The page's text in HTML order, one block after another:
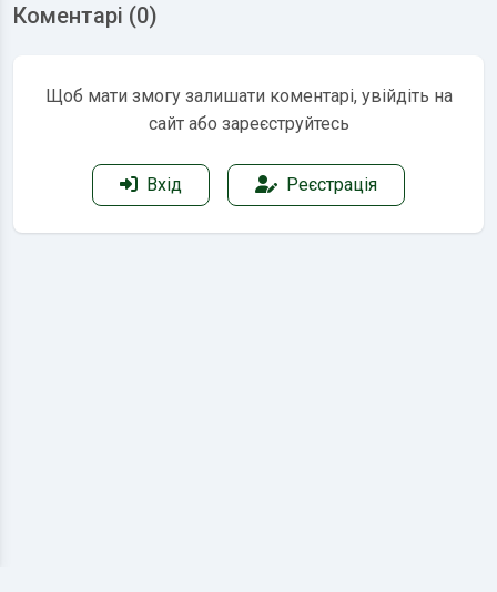
Коментарі (0)
Щоб мати змогу залишати коментарі, увійдіть на
сайт або зареєструйтесь
Вхід Реєстрація